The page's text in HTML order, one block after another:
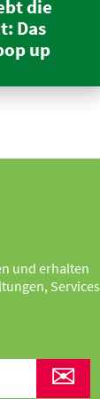
die
Das
up
und erhalten
Services
✉